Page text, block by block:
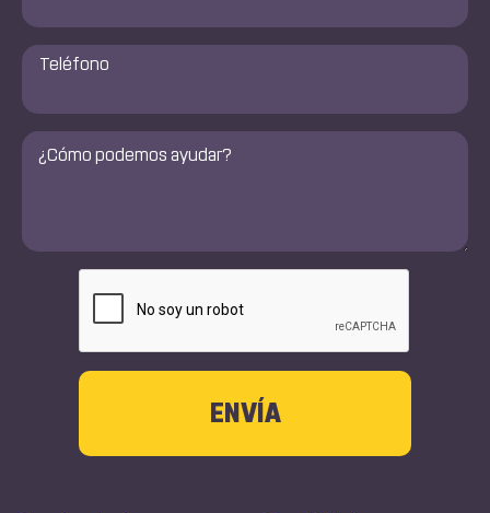
electrónico
a
Número
Comentarios